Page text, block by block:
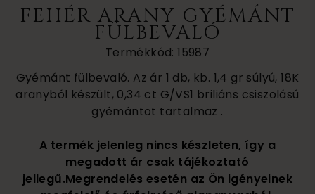
FEHÉR ARANY GYÉMÁNT
FÜLBEVALÓ
Termékkód: 15987
Gyémánt fülbevaló. Az ár 1 db, kb. 1,4 gr súlyú, 18K
aranyból készült, 0,34 ct G/VS1 briliáns csiszolású
gyémántot tartalmaz .
A termék jelenleg nincs készleten, így a
megadott ár csak tájékoztató
jellegű.Megrendelés esetén az Ön igényeinek